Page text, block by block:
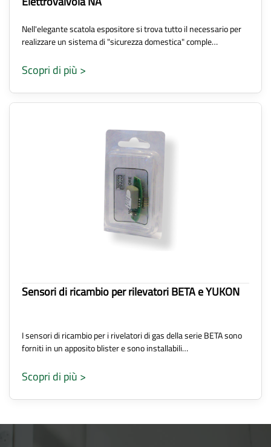
Nell'elegante scatola espositore si trova tutto il necessario per
realizzare un sistema di "sicurezza domestica" comple…
Scopri di più >
Sensori di ricambio per rilevatori BETA e YUKON
I sensori di ricambio per i rivelatori di gas della serie BETA sono
forniti in un apposito blister e sono installabili…
Scopri di più >